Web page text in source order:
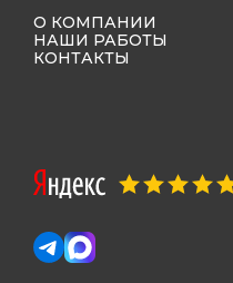
О КОМПАНИИ
НАШИ РАБОТЫ
КОНТАКТЫ